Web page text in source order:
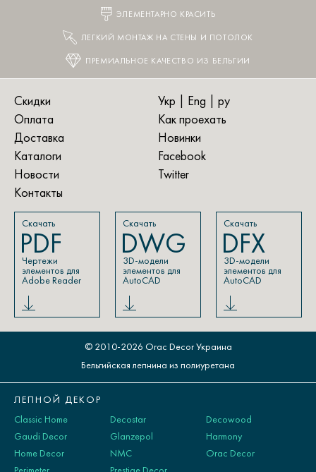
ЭЛЕМЕНТАРНО КРАСИТЬ
ЛЕГКИЙ МОНТАЖ НА СТЕНЫ И ПОТОЛОК
ПРЕМИАЛЬНОЕ КАЧЕСТВО ИЗ БЕЛЬГИИ
Скидки
Оплата
Доставка
Каталоги
Новости
Контакты
Укр Eng | ру
Как проехать
Новинки
Facebook
Twitter
Скачать
PDF
Чертежи
элементов для
Adobe Reader
Скачать
DWG
3D-модели
элементов для
AutoCAD
Скачать
DFX
3D-модели
элементов для
AutoCAD
© 2010-2026 Orac Decor Украина
Бельгийская лепнина из полиуретана
ЛЕПНОЙ ДЕКОР
Classic Home Decostar
Decowood
Gaudi Decor
Glanzepol
Harmony
Home Decor
NMC
Orac Decor